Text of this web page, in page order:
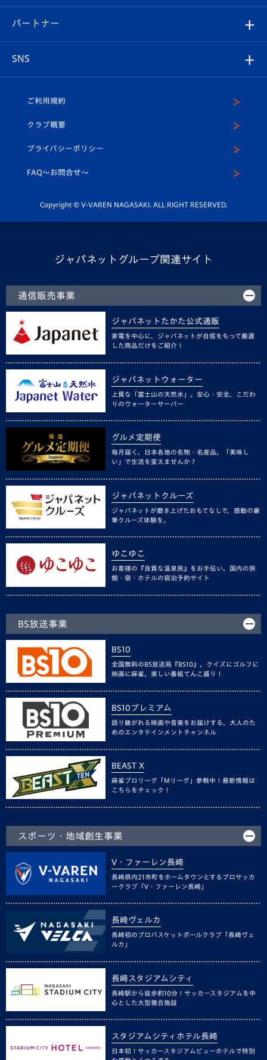
メディア
ホームタウン
マスコット紹介
平和祈念活動
ホームタウン活動
ヴィヴィくんの長崎おもてなしガイド
スタジアムグルメ
V-LOVERS（ファンクラブ）
プレイヤーズスイート
店舗情報
育成からのお知らせ
U-18
スクール
パートナー
SNS
ヴィヴィくんインスタグラム
公式LINE＠
ご利用規約
クラブ概要
プライバシーポリシー
FAQ〜お問合せ〜
Copyright © V-VAREN NAGASAKI. ALL RIGHT RESERVED.
ジャパネットグループ関連サイト
通信販売事業
ジャパネットたかた公式通販
家電を中心に、ジャパネットが自信をもって厳選
した商品だけをご紹介！
ジャパネットウォーター
上質な「富士山の天然水」。安心・安全、こだわ
りのウォーターサーバー
グルメ定期便
毎月届く、日本各地の名物・名産品。「美味し
い」で生活を変えませんか？
ジャパネットクルーズ
ジャパネットが磨き上げたおもてなしで、感動の豪
華クルーズ体験を。
ゆこゆこ
お客様の『良質な温泉旅』をお手伝い。国内の旅
館・宿・ホテルの宿泊予約サイト
BS放送事業
BS10
全国無料のBS放送局『BS10』。クイズにゴルフに
映画に麻雀、楽しい番組てんこ盛り！
BS10プレミアム
語り継がれる映画や音楽をお届けする、大人のた
めのエンタテインメントチャンネル
BEAST X
麻雀プロリーグ「Mリーグ」参戦中！最新情報は
こちらをチェック！
スポーツ・地域創生事業
V・ファーレン長崎
長崎県内21市町をホームタウンとするプロサッカ
ークラブ「V・ファーレン長崎」
長崎ヴェルカ
長崎初のプロバスケットボールクラブ「長崎ヴェ
ルカ」
長崎スタジアムシティ
長崎駅から徒歩約10分！サッカースタジアムを中
心とした大型複合施設
スタジアムシティホテル長崎
日本初！サッカースタジアムビューホテルで特別